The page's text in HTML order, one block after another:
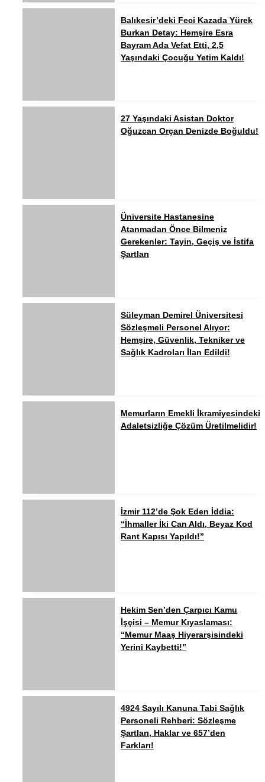
Balıkesir’deki Feci Kazada Yürek
Burkan Detay: Hemşire Esra
Bayram Ada Vefat Etti, 2,5
Yaşındaki Çocuğu Yetim Kaldı!
27 Yaşındaki Asistan Doktor
Oğuzcan Orçan Denizde Boğuldu!
Üniversite Hastanesine
Atanmadan Önce Bilmeniz
Gerekenler: Tayin, Geçiş ve İstifa
Şartları
Süleyman Demirel Üniversitesi
Sözleşmeli Personel Alıyor:
Hemşire, Güvenlik, Tekniker ve
Sağlık Kadroları İlan Edildi!
Memurların Emekli İkramiyesindeki
Adaletsizliğe Çözüm Üretilmelidir!
İzmir 112’de Şok Eden İddia:
“İhmaller İki Can Aldı, Beyaz Kod
Rant Kapısı Yapıldı!”
Hekim Sen’den Çarpıcı Kamu
İşçisi – Memur Kıyaslaması:
“Memur Maaş Hiyerarşisindeki
Yerini Kaybetti!”
4924 Sayılı Kanuna Tabi Sağlık
Personeli Rehberi: Sözleşme
Şartları, Haklar ve 657’den
Farkları!